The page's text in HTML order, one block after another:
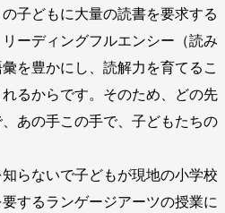
子どもに大量の読書を要求する
ーディングフルエンシー（読み
を豊かにし、読解力を育てるこ
るからです。そのため、どの先
あの手この手で、子どもたちの
らないで子どもが現地の小学校
するランゲージアーツの授業に